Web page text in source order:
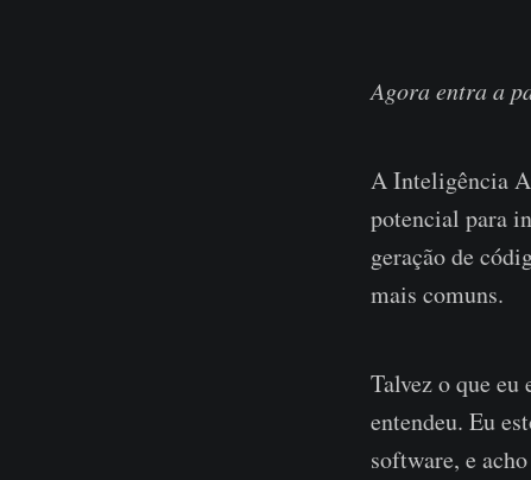
Agora entra a
A Inteligência
potencial para
geração de
mais comuns.
Talvez o que
entendeu. Eu
software, e